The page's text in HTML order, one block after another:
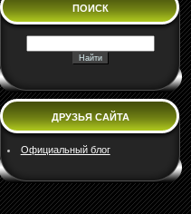
ПОИСК
ДРУЗЬЯ САЙТА
Официальный блог